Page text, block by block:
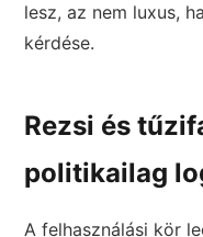
lesz, az nem luxus,
kérdése.
Rezsi és
politikailag
A felhasználási kör